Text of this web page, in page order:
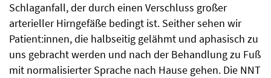
Schlaganfall, der durch einen Verschluss großer
arterieller Hirngefäße bedingt ist. Seither sehen wir
Patient:innen, die halbseitig gelähmt und aphasisch zu
uns gebracht werden und nach der Behandlung zu Fuß
mit normalisierter Sprache nach Hause gehen. Die NNT